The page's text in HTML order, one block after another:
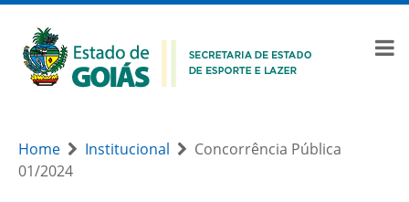
Home Institucional
Concorrência Pública
01/2024